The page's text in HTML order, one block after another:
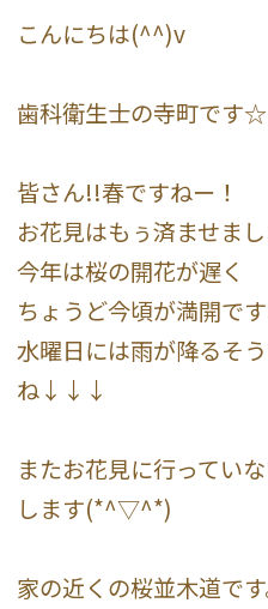
こんにちは(^^)v
歯科衛生士の寺町です☆
皆さん!!春ですねー！
お花見はもぅ済ませま
今年は桜の開花が遅く
ちょうど今頃が満開です
水曜日には雨が降るそ
ね↓↓↓
またお花見に行ってい
します(*^▽^*)
家の近くの桜並木道です